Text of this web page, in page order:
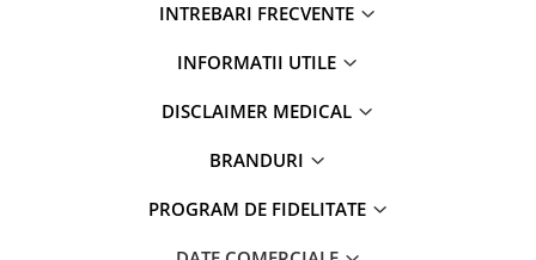
INTREBARI FRECVENTE
INFORMATII UTILE
DISCLAIMER MEDICAL
BRANDURI
PROGRAM DE FIDELITATE